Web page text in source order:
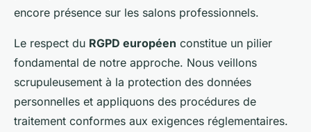
encore présence sur les salons professionnels.
Le respect du RGPD européen constitue un pilier
fondamental de notre approche. Nous veillons
scrupuleusement à la protection des données
personnelles et appliquons des procédures de
traitement conformes aux exigences réglementaires.